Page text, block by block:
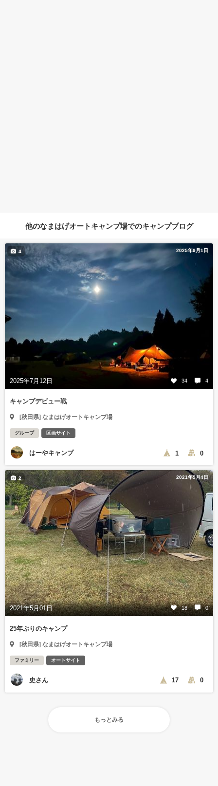
他のなまはげオートキャンプ場でのキャンプブログ
2025年9月1日
2025年7月12日 34 4
4
キャンプデビュー戦
[秋田県] なまはげオートキャンプ場
グループ 区画サイト
はーやキャンプ 1 0
2021年5月4日
2021年5月01日 18 0
2
25年ぶりのキャンプ
[秋田県] なまはげオートキャンプ場
ファミリー オートサイト
史さん 17 0
もっとみる